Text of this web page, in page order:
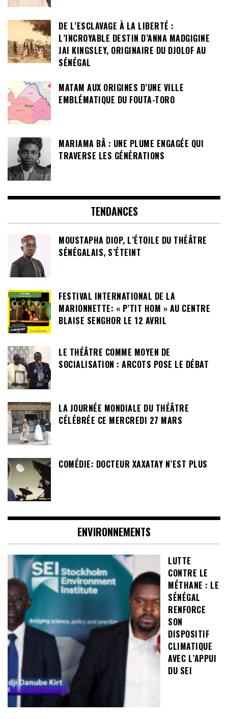
DE L’ESCLAVAGE À LA LIBERTÉ :
L’INCROYABLE DESTIN D’ANNA MADGIGINE
JAI KINGSLEY, ORIGINAIRE DU DJOLOF AU
SÉNÉGAL
MATAM AUX ORIGINES D’UNE VILLE
EMBLÉMATIQUE DU FOUTA-TORO
MARIAMA BÂ : UNE PLUME ENGAGÉE QUI
TRAVERSE LES GÉNÉRATIONS
TENDANCES
MOUSTAPHA DIOP, L’ÉTOILE DU THÉÂTRE
SÉNÉGALAIS, S’ÉTEINT
FESTIVAL INTERNATIONAL DE LA
MARIONNETTE: « P’TIT HOM » AU CENTRE
BLAISE SENGHOR LE 12 AVRIL
LE THÉÂTRE COMME MOYEN DE
SOCIALISATION : ARCOTS POSE LE DÉBAT
LA JOURNÉE MONDIALE DU THÉÂTRE
CÉLÉBRÉE CE MERCREDI 27 MARS
COMÉDIE: DOCTEUR XAXATAY N’EST PLUS
ENVIRONNEMENTS
LUTTE
CONTRE LE
MÉTHANE : LE
SÉNÉGAL
RENFORCE
SON
DISPOSITIF
CLIMATIQUE
AVEC L’APPUI
DU SEI